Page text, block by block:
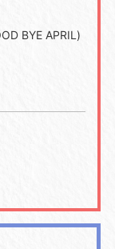
BYE APRIL)